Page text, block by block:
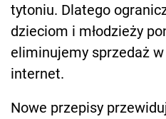
tytoniu. Dlatego
dzieciom i młodzieży
eliminujemy sprzedaż
internet.
Nowe przepisy